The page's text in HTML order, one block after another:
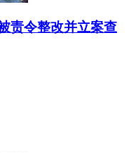
责令整改并立案查